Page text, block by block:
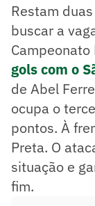
Restam
buscar a
gols com o
de Abel
ocupa o
pontos. À
Preta. O
situação e
fim.